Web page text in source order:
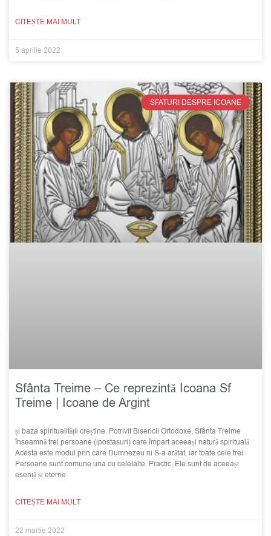
CITEȘTE MAI MULT
5 aprilie 2022
SFATURI DESPRE ICOANE
Sfânta Treime – Ce reprezintă Icoana Sf
Treime | Icoane de Argint
și baza spiritualității creștine. Potrivit Bisericii Ortodoxe, Sfânta Treime
înseamnă trei persoane (ipostasuri) care împart aceeași natură spirituală.
Acesta este modul prin care Dumnezeu ni S-a arătat, iar toate cele trei
Persoane sunt comune una cu celelalte. Practic, Ele sunt de aceeași
esență și eterne.
CITEȘTE MAI MULT
22 martie 2022